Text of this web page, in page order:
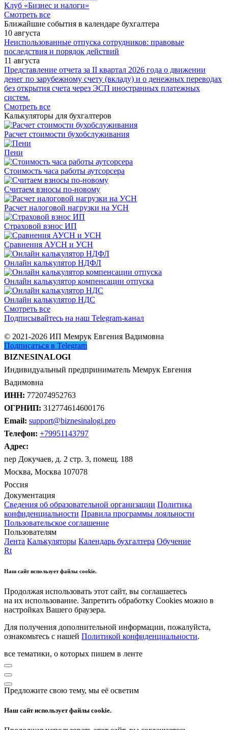
Клуб «Бизнес и налоги»
Смотреть все
Ближайшие события в календаре бухгалтера
10 августа
Неиспользованные отпуска сотрудников: правовые
последствия и порядок действий
11 августа
Представление отчета за II квартал 2026 года о движении
денег по зарубежному счету (вкладу) и о денежных переводах
без открытия счета через ЭСП иностранных платежных
систем.
Смотреть все
Калькуляторы для бухгалтеров
Расчет стоимости бухобслуживания
Пени
Стоимость часа работы аутсорсера
Считаем взносы по-новому
Расчет налоговой нагрузки на УСН
Страховой взнос ИП
Сравнения АУСН и УСН
Онлайн калькулятор НДФЛ
Онлайн калькулятор компенсации отпуска
Онлайн калькулятор НДС
Смотреть все
Подписывайтесь на наш Telegram-канал
© 2021-2026 ИП Мемрук Евгения Вадимовна
Подписаться в Telegram
BIZNESINALOGI
Индивидуальный предприниматель Мемрук Евгения
Вадимовна
ИНН: 772074952763
ОГРНИП: 312774614600176
Email: support@biznesinalogi.pro
Телефон: +79951143797
Адрес:
пер Докучаев, д. 2 стр. 3, помещ. 188
Москва, Москва 107078
Россия
Документация
Сведения об образовательной организации Политика
конфиденциальности Правила программы лояльности
Пользовательское соглашение
Пользователям
Лента Калькуляторы Календарь бухгалтера Обучение
Rt
Наш сайт использует файлы cookie.
Продолжая использовать этот сайт, вы соглашаетесь
на их использование. Запретить обработку Cookies можно в
настройках Вашего браузера.
Для получения дополнительной информации, пожалуйста,
ознакомьтесь с нашей Политикой конфиденциальности.
все тематики, о которых пишем в ленте
Предложите свою тему, мы её осветим
Наш сайт использует файлы cookie.